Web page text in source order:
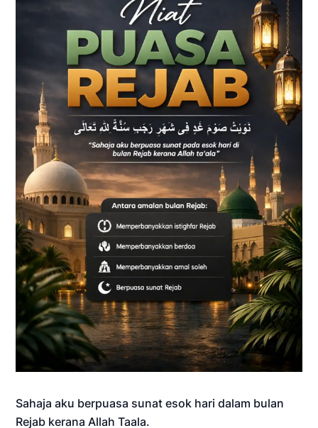
Sahaja aku berpuasa sunat esok hari dalam bulan
Rejab kerana Allah Taala.